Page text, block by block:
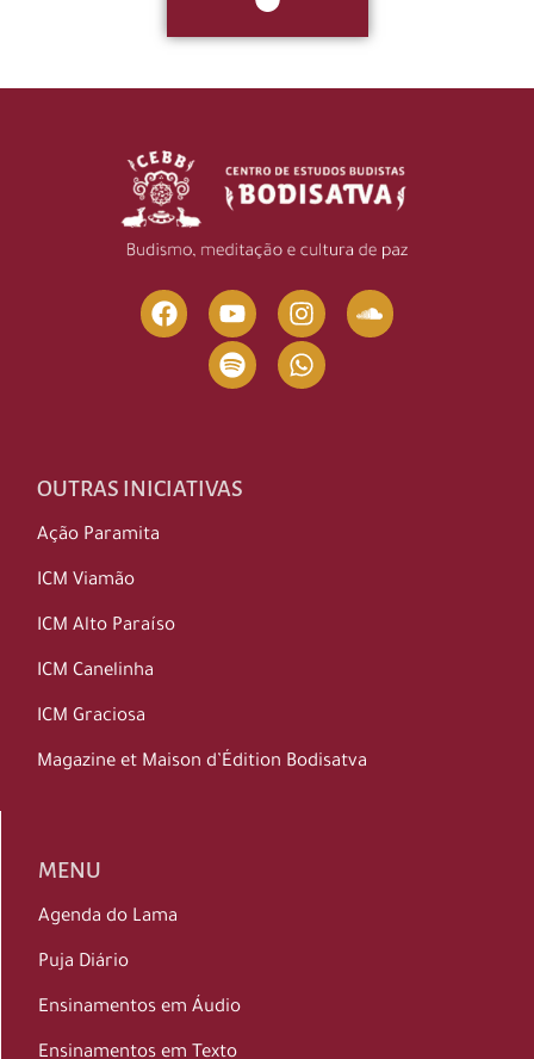
OUTRAS INICIATIVAS
Ação Paramita
ICM Viamão
ICM Alto Paraíso
ICM Canelinha
ICM Graciosa
Magazine et Maison d’Édition Bodisatva
MENU
Agenda do Lama
Puja Diário
Ensinamentos em Áudio
Ensinamentos em Texto